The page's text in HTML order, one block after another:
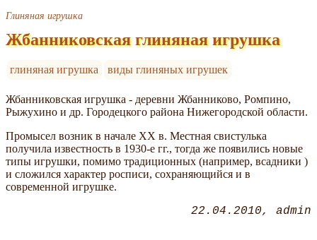
Глиняная игрушка
Жбанниковская глиняная игрушка
глиняная игрушка виды глиняных игрушек
Жбанниковская игрушка - деревни Жбанниково, Ромпино,
Рыжухино и др. Городецкого района Нижегородской области.
Промысел возник в начале XX в. Местная свистулька
получила известность в 1930-е гг., тогда же появились новые
типы игрушки, помимо традиционных (например, всадники )
и сложился характер росписи, сохраняющийся и в
современной игрушке.
22.04.2010 admin